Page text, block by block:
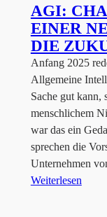
AGI:
EINER
DIE
Anfang 2025
Allgemeine
Sache gut kann,
menschlichem
war das ein
sprechen die
Unternehmen
Weiterlesen